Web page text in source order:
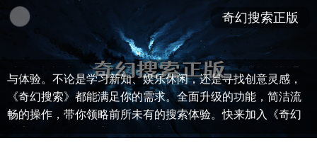
《奇幻搜索》官方版，探索未知世界的奇妙旅程！最新版本
汇集丰富资源，一键下载安装，解锁无限精彩。无论你是科
幻迷、冒险家，还是知识探索者，这里都有你所需要的信息
与体验。不论是学习新知、娱乐休闲，还是寻找创意灵感，
《奇幻搜索》都能满足你的需求。全面升级的功能，简洁流
畅的操作，带你领略前所未有的搜索体验。快来加入《奇幻
搜索》的行列，开启你的奇幻之旅吧！
奇幻搜索正版